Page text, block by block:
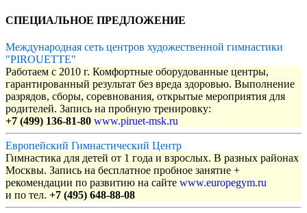
СПЕЦИАЛЬНОЕ ПРЕДЛОЖЕНИЕ
Международная сеть центров художественной гимнастики
"PIROUETTE"
Работаем с 2010 г. Комфортные оборудованные центры,
гарантированный результат без вреда здоровью. Выполнение
разрядов, сборы, соревнования, открытые мероприятия для
родителей. Запись на пробную тренировку:
+7 (499) 136-81-80 www.piruet-msk.ru
Европейский Гимнастический Центр
Гимнастика для детей от 1 года и взрослых. В разных районах
Москвы. Запись на бесплатное пробное занятие +
рекомендации по развитию на сайте www.europegym.ru
и по тел. +7 (495) 648-88-08